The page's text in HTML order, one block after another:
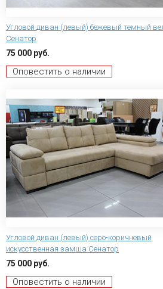
Угловой диван (левый) бежевый темный
Сенатор
75 000 руб.
Оповестить о наличии
Угловой диван (левый) серо-коричневый
искусственная замша Сенатор
75 000 руб.
Оповестить о наличии